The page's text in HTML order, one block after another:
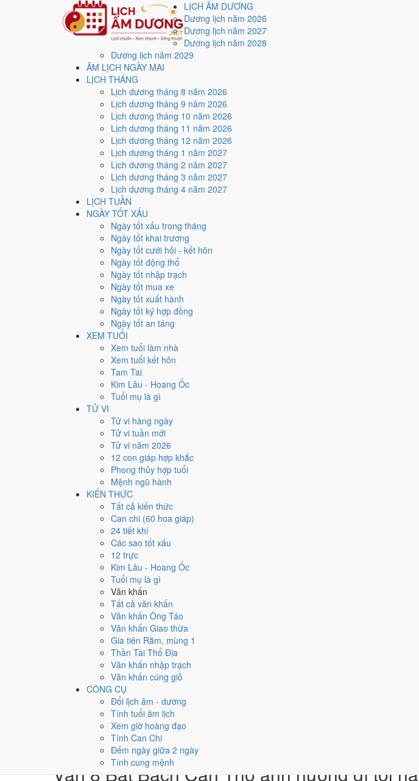
LỊCH ÂM DƯƠNG
Dương lịch năm 2026
Dương lịch năm 2027
Dương lịch năm 2028
Dương lịch năm 2029
ÂM LỊCH NGÀY MAI
LỊCH THÁNG
Lịch dương tháng 8 năm 2026
Lịch dương tháng 9 năm 2026
Lịch dương tháng 10 năm 2026
Lịch dương tháng 11 năm 2026
Lịch dương tháng 12 năm 2026
Lịch dương tháng 1 năm 2027
Lịch dương tháng 2 năm 2027
Lịch dương tháng 3 năm 2027
Lịch dương tháng 4 năm 2027
LỊCH TUẦN
NGÀY TỐT XẤU
Ngày tốt xấu trong tháng
Ngày tốt khai trương
Ngày tốt cưới hỏi - kết hôn
Ngày tốt động thổ
Ngày tốt nhập trạch
Ngày tốt mua xe
Ngày tốt xuất hành
Ngày tốt ký hợp đồng
Ngày tốt an táng
XEM TUỔI
Xem tuổi làm nhà
Xem tuổi kết hôn
Tam Tai
Kim Lâu - Hoang Ốc
Tuổi mụ là gì
TỬ VI
Tử vi hàng ngày
Tử vi tuần mới
Tử vi năm 2026
12 con giáp hợp khắc
Phong thủy hợp tuổi
Mệnh ngũ hành
KIẾN THỨC
Tất cả kiến thức
Can chi (60 hoa giáp)
24 tiết khí
Các sao tốt xấu
12 trực
Kim Lâu - Hoang Ốc
Tuổi mụ là gì
Văn khấn
Tất cả văn khấn
Văn khấn Ông Táo
Văn khấn Giao thừa
Gia tiên Rằm, mùng 1
Thần Tài Thổ Địa
Văn khấn nhập trạch
Văn khấn cúng giỗ
CÔNG CỤ
Đổi lịch âm - dương
Tính tuổi âm lịch
Xem giờ hoàng đạo
Tính Can Chi
Đếm ngày giữa 2 ngày
Tính cung mệnh
Trang chủ
Lịch năm 2014
Lịch âm dương năm 2014 - Giáp Ngọ
Nguyễn Minh An·Cập nhật: 30/07/2026
2014 (Giáp Ngọ), Tết Nguyên đán vào31/1/2014
Giáp Ngọ 2014có Thiên Can Giáp hành Mộc, Địa Chi Ngọ hành Hỏa. Nạp Âm là
86 ngày đạt mức Tốt trở lên, dồn nhiều nhất vào
Tết Nguyên đán rơi vào 31/1/2014
lễ giải đầu năm.
Ngày tốt trở lên
Ngày bình thường
Năm 2014 là năm con gì, mệnh gì?
Năm 2014 là nămGiáp Ngọ , Nạp Âm
can chi này nằm ở bàican chi Giáp Ngọ
Giáp Ngọ (Mộc × Hỏa)
Sa Trung Kim
Bát Bạch Cấn Thổ
Bảng phân tích Can Chi năm Giáp Ngọ
Chi tiết
Thiên Can (Giáp)
MộcDương
Địa Chi (Ngọ)
HỏaDương · Con Ngọ
· Sa Trung Kim
Hỏa Ngọ (chính cung)
Màu hợp năm
Xanh lá Đỏ
Hoàng Đạo / Hắc Đạo183/182ngày
Luận giải ngũ hành, Thái Tuế và màu hợp ở trên là quan niệm dân gian. Nguồn tham chiếu:
không phải kết luận khoa học.
Vận 8 Bát Bạch Cấn Thổ ảnh hưởng gì tới